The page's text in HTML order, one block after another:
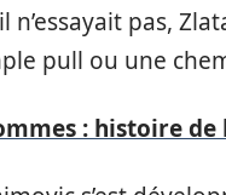
pas,
pull ou une
: histoire